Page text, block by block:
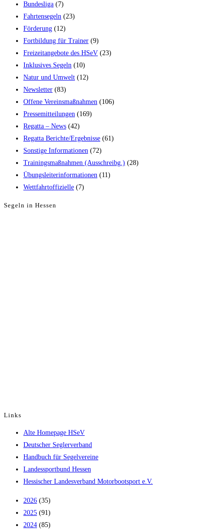
Bundesliga (7)
Fahrtensegeln (23)
Förderung (12)
Fortbildung für Trainer (9)
Freizeitangebote des HSeV (23)
Inklusives Segeln (10)
Natur und Umwelt (12)
Newsletter (83)
Offene Vereinsmaßnahmen (106)
Pressemitteilungen (169)
Regatta – News (42)
Regatta Berichte/Ergebnisse (61)
Sonstige Informationen (72)
Trainingsmaßnahmen (Ausschreibg.) (28)
Übungsleiterinformationen (11)
Wettfahrtoffizielle (7)
Segeln in Hessen
Links
Alte Homepage HSeVOpens
in
a
new
tab
Deutscher Seglerverband
in
new
Handbuch für SegelvereineOpens
a
Landessportbund Hessen
in
Hessischer Landesverband Motorbootsport e.V.
2026 (35)
2025 (91)
2024 (85)